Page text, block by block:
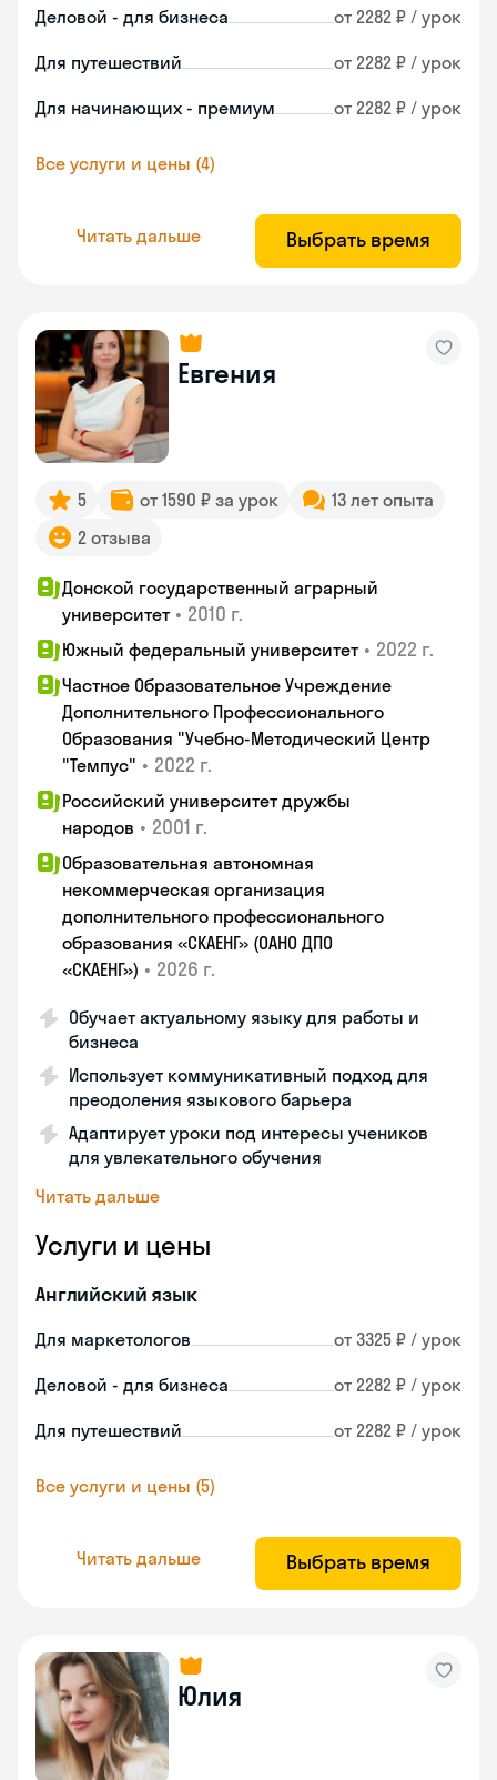
Деловой - для бизнеса от 2282 ₽ / урок
Для путешествий от 2282 ₽ / урок
Для начинающих - премиум от 2282 ₽ / урок
Все услуги и цены (4)
Читать дальше Выбрать время
Евгения
5 от 1590 ₽ за урок
13 лет опыта
2 отзыва
Донской государственный аграрный
университет • 2010 г.
Южный федеральный университет • 2022 г.
Частное Образовательное Учреждение
Дополнительного Профессионального
Образования "Учебно-Методический Центр
"Темпус" • 2022 г.
Российский университет дружбы
народов • 2001 г.
Образовательная автономная
некоммерческая организация
дополнительного профессионального
образования «СКАЕНГ» (ОАНО ДПО
«СКАЕНГ») • 2026 г.
Обучает актуальному языку для работы и
бизнеса
Использует коммуникативный подход для
преодоления языкового барьера
Адаптирует уроки под интересы учеников
для увлекательного обучения
Читать дальше
Услуги и цены
Английский язык
Для маркетологов от 3325 ₽ / урок
Деловой - для бизнеса от 2282 ₽ / урок
Для путешествий от 2282 ₽ / урок
Все услуги и цены (5)
Читать дальше Выбрать время
Юлия